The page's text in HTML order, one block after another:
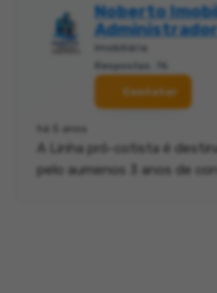
Noberto
Imobiliária
Respostas: 76
Contatar
há 5 anos
A Linha pró-cotista é
pelo aumenos 3 anos de